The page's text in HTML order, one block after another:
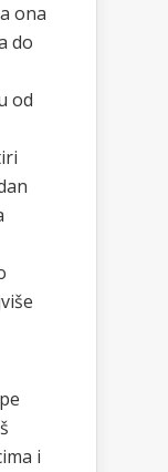
ona
do
od
i